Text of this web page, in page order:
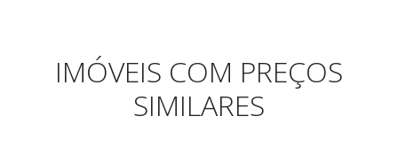
IMÓVEIS COM PREÇOS
SIMILARES